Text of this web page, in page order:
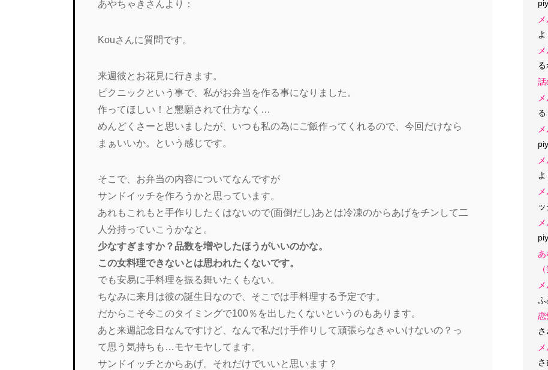
あやちゃきさんより：
Kouさんに質問です。
来週彼とお花見に行きます。
ピクニックという事で、私がお弁当を作る事になりました。
作ってほしい！と懇願されて仕方なく…
めんどくさーと思いましたが、いつも私の為にご飯作ってくれるので、今回だけなら
まぁいいか。という感じです。
そこで、お弁当の内容についてなんですが
サンドイッチを作ろうかと思っています。
あれもこれもと手作りしたくはないので(面倒だし)あとは冷凍のからあげをチンして二
人分持っていこうかなと。
少なすぎますか？品数を増やしたほうがいいのかな。
この女料理できないとは思われたくないです。
でも安易に手料理を振る舞いたくもない。
ちなみに来月は彼の誕生日なので、そこでは手料理する予定です。
だからこそ今このタイミングで100％を出したくないというのもあります。
あと来週記念日なんですけど、なんで私だけ手作りして頑張らなきゃいけないの？っ
て思う気持ちも…モヤモヤしてます。
サンドイッチとからあげ。それだけでいいと思います？
よ
る
話
る
よ
ふ
恋